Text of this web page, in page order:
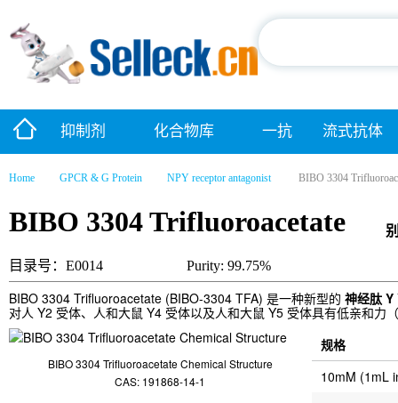
抑制剂 化合物库 一抗 流式抗体
Home GPCR & G Protein NPY receptor antagonist BIBO 3304
BIBO 3304 Trifluoroacetate
目录号：E0014 Purity: 99.75%
BIBO 3304 Trifluoroacetate (BIBO-3304 TFA) 是一种新型的 神经肽
对人 Y2 受体、人和大鼠 Y4 受体以及人和大鼠 Y5 受体具有低亲和力
BIBO 3304 Trifluoroacetate Chemical Structure
CAS: 191868-14-1
规格
10mM (1mL